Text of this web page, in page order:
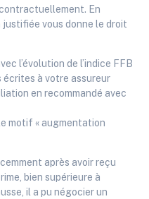
En
vous donne le droit
l’évolution de l’indice FFB
écrites à votre assureur
en recommandé avec
motif « augmentation
après avoir reçu
bien supérieure à
il a pu négocier un